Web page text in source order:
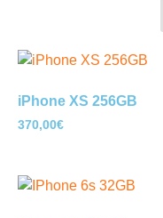
iPhone XS 256GB
370,00€